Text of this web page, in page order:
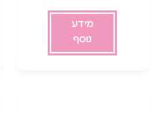
מידע
נוסף